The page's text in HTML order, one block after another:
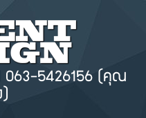
5426156 (คุณ
)